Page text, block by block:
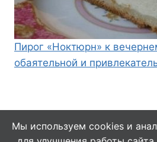
Пирог «Ноктюрн» к
обаятельной и
Мы используем cookies и